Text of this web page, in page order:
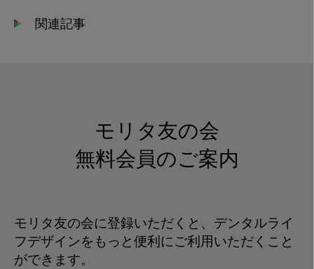
関連記事
モリタ友の会
無料会員のご案内
モリタ友の会に登録いただくと、デンタルライ
フデザインをもっと便利にご利用いただくこと
ができます。